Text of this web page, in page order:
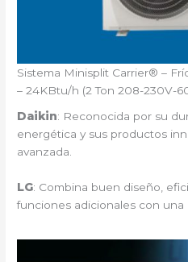
Sistema Minisplit Carrier® –
– 24KBtu/h (2 Ton 208-230V-
Daikin: Reconocida por su
energética y sus productos
avanzada.
LG: Combina buen diseño,
funciones adicionales con una